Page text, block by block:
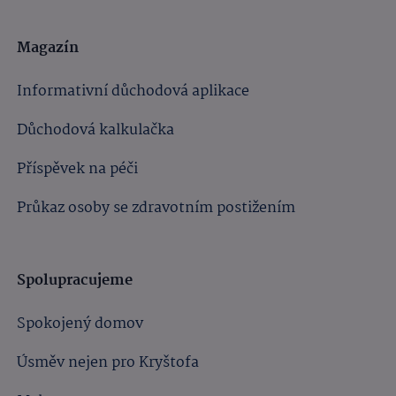
Magazín
Informativní důchodová aplikace
Důchodová kalkulačka
Příspěvek na péči
Průkaz osoby se zdravotním postižením
Spolupracujeme
Spokojený domov
Úsměv nejen pro Kryštofa